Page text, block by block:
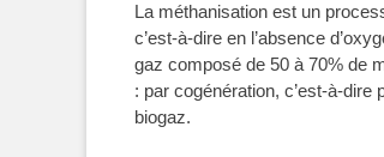
La méthanisation est un
c’est-à-dire en l’absence
gaz composé de 50 à 70% de
: par cogénération, c’est-à-dire
biogaz.